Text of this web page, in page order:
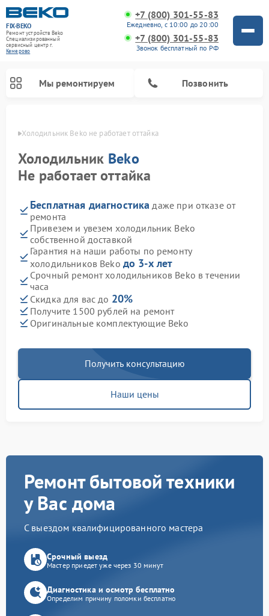
FIX-BEKO
Ремонт устройств Beko
Специализированный
cервисный центр г.
Кемерово
+7 (800) 301-55-83
Ежедневно, с 10:00 до 20:00
+7 (800) 301-55-83
Звонок бесплатный по РФ
Мы ремонтируем Позвонить
Холодильник Beko не работает оттайка
Холодильник Beko
Не работает оттайка
Бесплатная диагностика даже при отказе от
ремонта
Привезем и увезем холодильник Beko
собственной доставкой
Гарантия на наши работы по ремонту
холодильников Beko до 3-х лет
Срочный ремонт холодильников Beko в течении
часа
Скидка для вас до 20%
Получите 1500 рублей на ремонт
Оригинальные комплектующие Beko
Получить консультацию
Наши цены
Ремонт бытовой техники
у Вас дома
С выездом квалифицированного мастера
Срочный выезд
Мастер приедет уже через 30 минут
Диагностика и осмотр бесплатно
Определим причину поломки бесплатно